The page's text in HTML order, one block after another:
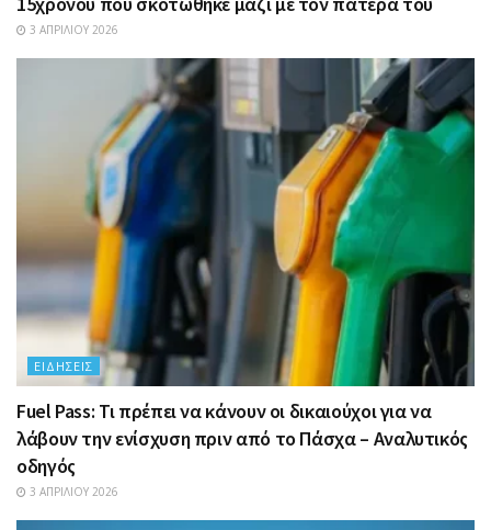
3 ΑΠΡΙΛΊΟΥ 2026
ΕΙΔΉΣΕΙΣ
Fuel Pass: Τι πρέπει να κάνουν οι δικαιούχοι για να
λάβουν την ενίσχυση πριν από το Πάσχα – Αναλυτικός
οδηγός
3 ΑΠΡΙΛΊΟΥ 2026